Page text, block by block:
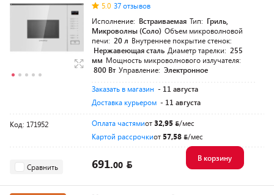
5.0 37 отзывов
Исполнение: Встраиваемая Тип: Гриль,
Микроволны (Соло) Объем микроволновой
печи: 20 л Внутреннее покрытие стенок:
Нержавеющая сталь Диаметр тарелки: 255
мм Мощность микроволнового излучателя:
800 Вт Управление: Электронное
Заказать в магазин - 11 августа
Доставка курьером - 11 августа
Код: 171952 Оплата частямиот32,95
/мес
Картой рассрочкиот 57,58 /мес
Сравнить 691.00
В корзину